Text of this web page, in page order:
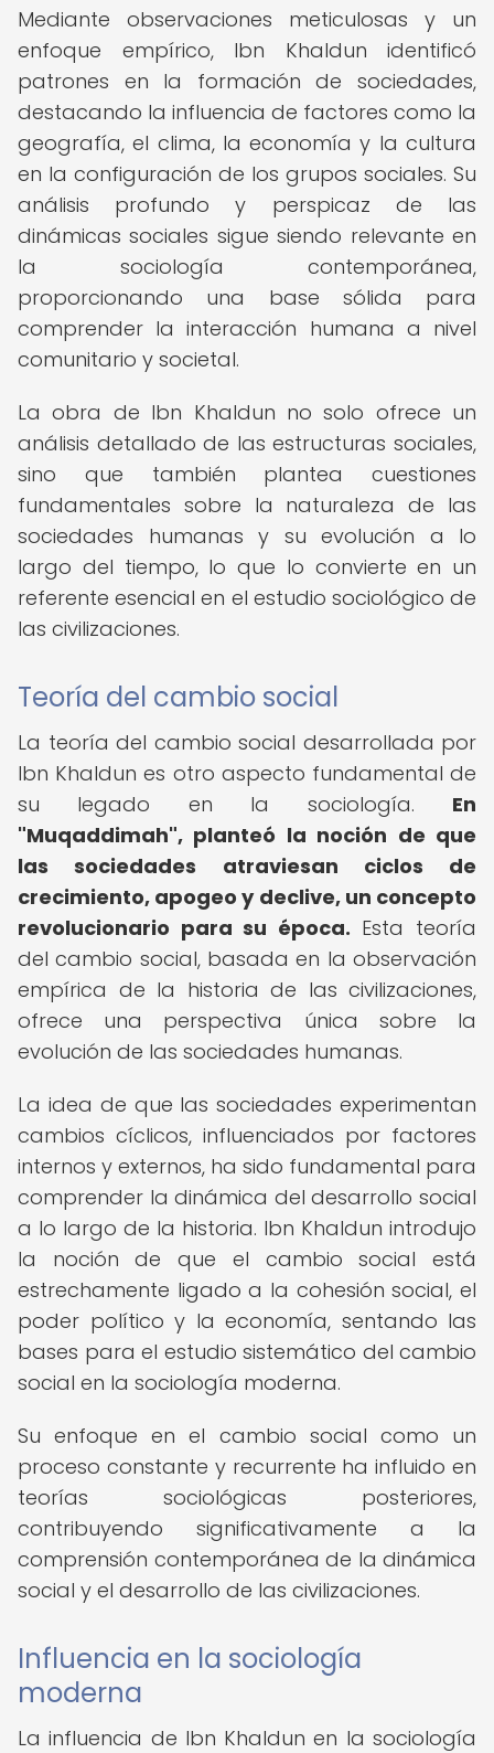
Mediante observaciones meticulosas y un
enfoque empírico, Ibn Khaldun identificó
patrones en la formación de sociedades,
destacando la influencia de factores como la
geografía, el clima, la economía y la cultura
en la configuración de los grupos sociales. Su
análisis profundo y perspicaz de las
dinámicas sociales sigue siendo relevante en
la sociología contemporánea,
proporcionando una base sólida para
comprender la interacción humana a nivel
comunitario y societal.
La obra de Ibn Khaldun no solo ofrece un
análisis detallado de las estructuras sociales,
sino que también plantea cuestiones
fundamentales sobre la naturaleza de las
sociedades humanas y su evolución a lo
largo del tiempo, lo que lo convierte en un
referente esencial en el estudio sociológico de
las civilizaciones.
Teoría del cambio social
La teoría del cambio social desarrollada por
Ibn Khaldun es otro aspecto fundamental de
su legado en la sociología. En
"Muqaddimah", planteó la noción de que
las sociedades atraviesan ciclos de
crecimiento, apogeo y declive, un concepto
revolucionario para su época. Esta teoría
del cambio social, basada en la observación
empírica de la historia de las civilizaciones,
ofrece una perspectiva única sobre la
evolución de las sociedades humanas.
La idea de que las sociedades experimentan
cambios cíclicos, influenciados por factores
internos y externos, ha sido fundamental para
comprender la dinámica del desarrollo social
a lo largo de la historia. Ibn Khaldun introdujo
la noción de que el cambio social está
estrechamente ligado a la cohesión social, el
poder político y la economía, sentando las
bases para el estudio sistemático del cambio
social en la sociología moderna.
Su enfoque en el cambio social como un
proceso constante y recurrente ha influido en
teorías sociológicas posteriores,
contribuyendo significativamente a la
comprensión contemporánea de la dinámica
social y el desarrollo de las civilizaciones.
Influencia en la sociología
moderna
La influencia de Ibn Khaldun en la sociología